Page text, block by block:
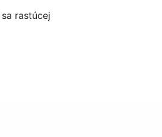
rastúcej